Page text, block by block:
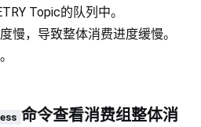
Topic的队列中。
慢，导致整体消费进度缓慢。
命令查看消费组整体消